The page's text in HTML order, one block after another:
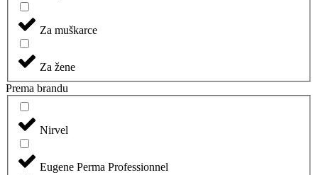
Za muškarce
Za žene
Prema brandu
Nirvel
Eugene Perma Professionnel